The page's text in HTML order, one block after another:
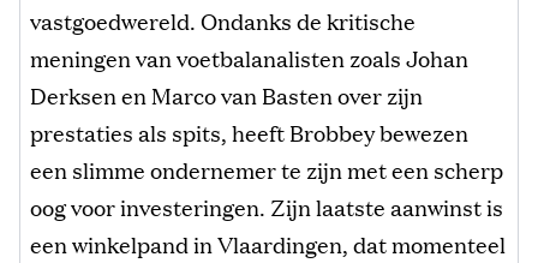
vastgoedwereld. Ondanks de kritische
meningen van voetbalanalisten zoals Johan
Derksen en Marco van Basten over zijn
prestaties als spits, heeft Brobbey bewezen
een slimme ondernemer te zijn met een scherp
oog voor investeringen. Zijn laatste aanwinst is
een winkelpand in Vlaardingen, dat momenteel